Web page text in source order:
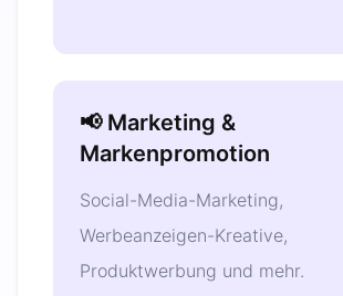
📢 Marketing &
Markenpromotion
Social-Media-Marketing,
Werbeanzeigen-Kreative,
Produktwerbung und mehr.